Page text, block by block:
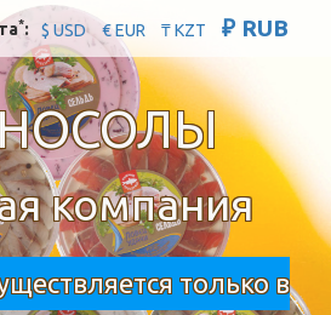
$ USD € EUR ₸ KZT ₽ RUB
*:
компания
только в